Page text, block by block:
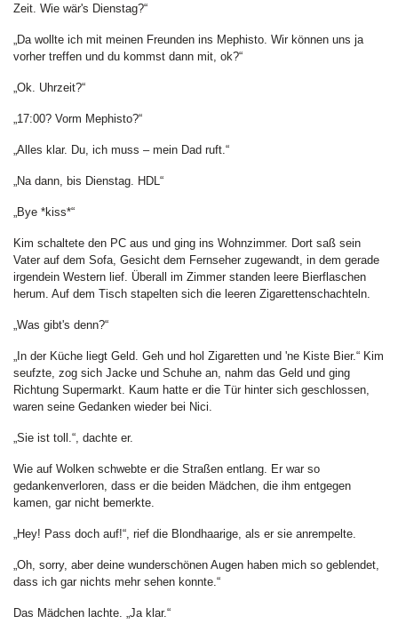
Zeit. Wie wär's Dienstag?“
„Da wollte ich mit meinen Freunden ins Mephisto. Wir können uns ja
vorher treffen und du kommst dann mit, ok?“
„Ok. Uhrzeit?“
„17:00? Vorm Mephisto?“
„Alles klar. Du, ich muss – mein Dad ruft.“
„Na dann, bis Dienstag. HDL“
„Bye *kiss*“
Kim schaltete den PC aus und ging ins Wohnzimmer. Dort saß sein
Vater auf dem Sofa, Gesicht dem Fernseher zugewandt, in dem gerade
irgendein Western lief. Überall im Zimmer standen leere Bierflaschen
herum. Auf dem Tisch stapelten sich die leeren Zigarettenschachteln.
„Was gibt's denn?“
„In der Küche liegt Geld. Geh und hol Zigaretten und 'ne Kiste Bier.“ Kim
seufzte, zog sich Jacke und Schuhe an, nahm das Geld und ging
Richtung Supermarkt. Kaum hatte er die Tür hinter sich geschlossen,
waren seine Gedanken wieder bei Nici.
„Sie ist toll.“, dachte er.
Wie auf Wolken schwebte er die Straßen entlang. Er war so
gedankenverloren, dass er die beiden Mädchen, die ihm entgegen
kamen, gar nicht bemerkte.
„Hey! Pass doch auf!“, rief die Blondhaarige, als er sie anrempelte.
„Oh, sorry, aber deine wunderschönen Augen haben mich so geblendet,
dass ich gar nichts mehr sehen konnte.“
Das Mädchen lachte. „Ja klar.“